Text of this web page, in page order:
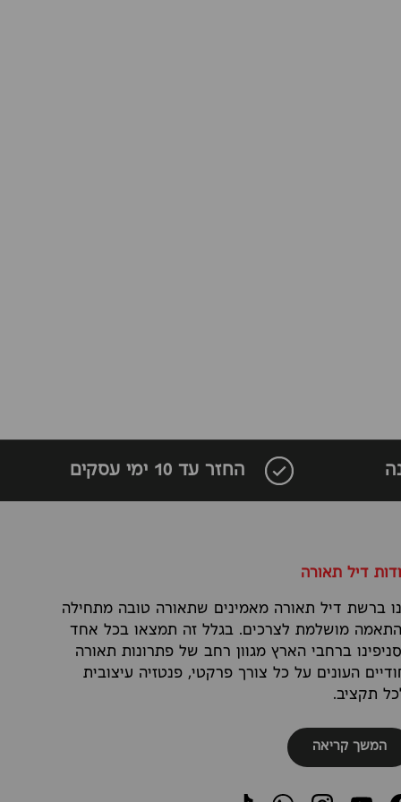
החזר עד 10 ימי עסקים
דיל תאורה
ברשת דיל תאורה מאמינים שתאורה טובה מתחילה
מושלמת לצרכים. בגלל זה תמצאו בכל אחד
ברחבי הארץ מגוון רחב של פתרונות תאורה
העונים על כל צורך פרקטי, פנטזיה עיצובית
תקציב.
המשך קריאה